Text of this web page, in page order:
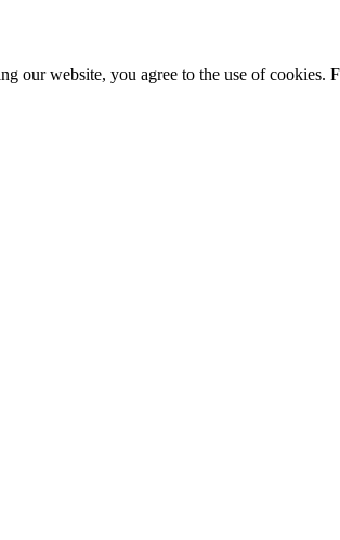
our website, you agree to the use of cookies.